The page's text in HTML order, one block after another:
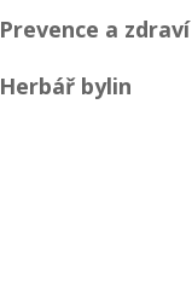
Prevence a zdraví
Herbář bylin